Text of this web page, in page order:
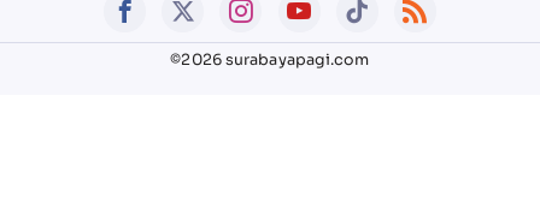
©2026 surabayapagi.com